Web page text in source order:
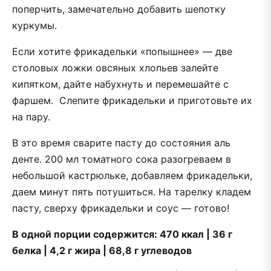
поперчить, замечательно добавить шепотку
куркумы.
Если хотите фрикадельки «попышнее» — две
столовых ложки овсяных хлопьев залейте
кипятком, дайте набухнуть и перемешайте с
фаршем. Слепите фрикадельки и приготовьте их
на пару.
В это время сварите пасту до состояния аль
денте. 200 мл томатного сока разогреваем в
небольшой кастрюльке, добавляем фрикадельки,
даем минут пять потушиться. На тарелку кладем
пасту, сверху фрикадельки и соус — готово!
В одной порции содержится: 470 ккал | 36 г
белка | 4,2 г жира | 68,8 г углеводов